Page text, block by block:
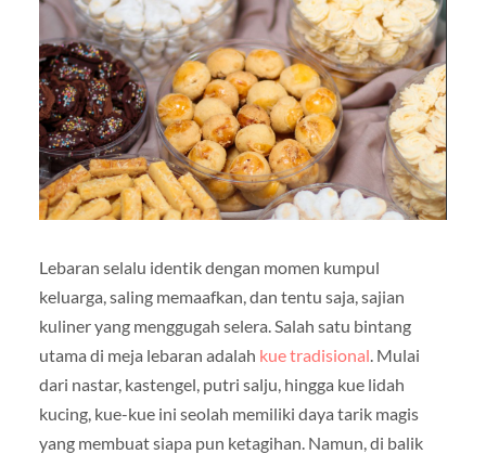
Lebaran selalu identik dengan momen kumpul
keluarga, saling memaafkan, dan tentu saja, sajian
kuliner yang menggugah selera. Salah satu bintang
utama di meja lebaran adalah kue tradisional . Mulai
dari nastar, kastengel, putri salju, hingga kue lidah
kucing, kue-kue ini seolah memiliki daya tarik magis
yang membuat siapa pun ketagihan. Namun, di balik